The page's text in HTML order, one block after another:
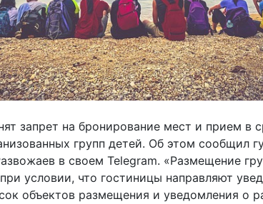
запрет на бронирование мест и прием в
групп детей. Об этом сообщил
в своем Telegram. «Размещение
условии, что гостиницы направляют
объектов размещения и уведомления о